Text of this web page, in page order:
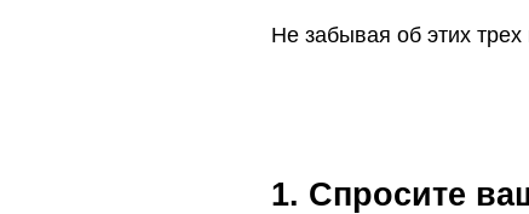
Не забывая об этих
1. Спросите